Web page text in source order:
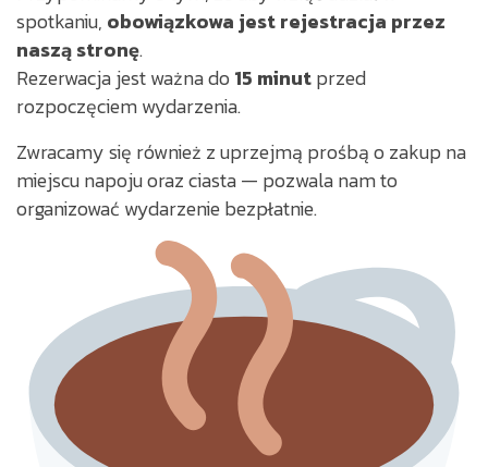
spotkaniu, obowiązkowa jest rejestracja przez
naszą stronę.
Rezerwacja jest ważna do 15 minutprzed
rozpoczęciem wydarzenia.
Zwracamy się również z uprzejmą prośbą o zakup na
miejscu napoju oraz ciasta — pozwala nam to
organizować wydarzenie bezpłatnie.